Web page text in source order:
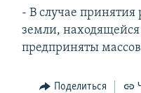
- В случае
земли,
предприняты
Поделиться